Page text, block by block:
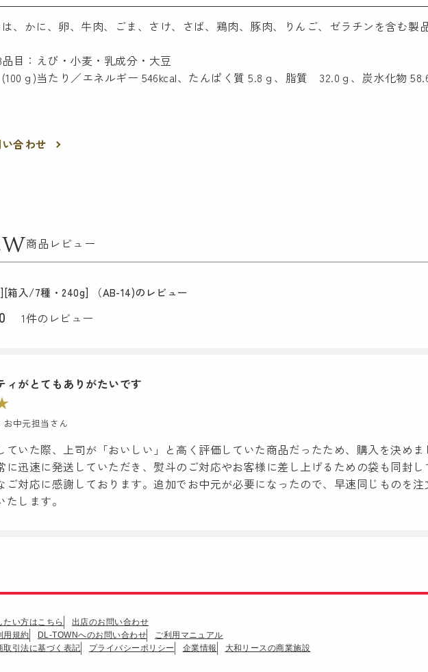
、かに、卵、牛肉、ごま、さけ、さば、鶏肉、豚肉、りんご、ゼラチンを含む製
目：えび・小麦・乳成分・大豆
ｇ)当たり／エネルギー 546kcal、たんぱく質 5.8ｇ、脂質 32.0ｇ、炭水化物
合わせ
商品レビュー
箱入/7種・240g] （AB-14)のレビュー
1件のレビュー
ィがとてもありがたいです
お中元担当 さん
ていた際、上司が「おいしい」と高く評価していた商品だったため、購入を決め
に迅速に発送していただき、熨斗のご対応やお客様に差し上げるための袋も同封
ご対応に感謝しております。追加でお中元が必要になったので、早速同じものを
たします。
たい方はこちら
出店のお問い合わせ
用規約 DL-TOWNへのお問い合わせ
ご利用マニュアル
取引法に基づく表記 プライバシーポリシー 企業情報 大和リースの商業施設